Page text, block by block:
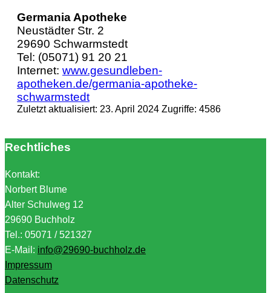
Germania Apotheke
Neustädter Str. 2
29690 Schwarmstedt
Tel: (05071) 91 20 21
Internet: www.gesundleben-
apotheken.de/germania-apotheke-
schwarmstedt
Zuletzt aktualisiert: 23. April 2024 Zugriffe: 4586
Rechtliches
Kontakt:
Norbert Blume
Alter Schulweg 12
29690 Buchholz
Tel.: 05071 / 521327
E-Mail: info@29690-buchholz.de
Impressum
Datenschutz